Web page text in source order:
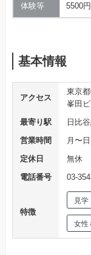
体験等 5500円
基本情報
アクセス
東京
峯田
最寄り駅
日比
営業時間
月〜
定休日
無休
電話番号
03-
特徴
見学
女性